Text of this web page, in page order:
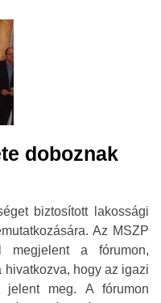
doboznak
biztosított lakossági
. Az MSZP
megjelent a fórumon,
hogy az igazi
jelent meg. A fórumon